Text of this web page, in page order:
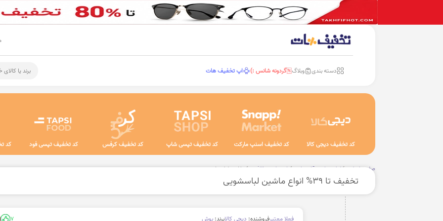
دسته بندی وبلاگ گردونه شانس :) اپ تخفیف هات برند یا
کد تخفیف دیجی کالا کد تخفیف اسنپ مارکت کد تخفیف تپسی شاپ کد تخفیف کرفس کد تخفیف تپسی فود کد
صفحه اصلی لوازم خانه و آشپزخانه شستشو و نظافت ماشین لباس‌‌شویی
تخفیف تا 39% انواع ماشین لباسشویی
فعلا معتبرفروشنده: دیجی کالابرند:بوش 7